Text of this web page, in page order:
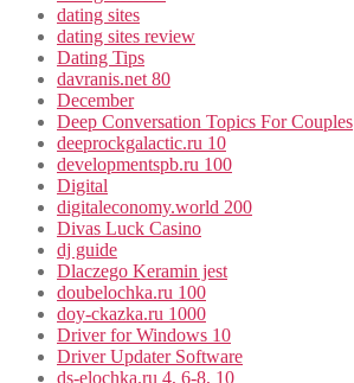
dating sites
dating sites review
Dating Tips
davranis.net 80
December
Deep Conversation Topics For Couples
deeprockgalactic.ru 10
developmentspb.ru 100
Digital
digitaleconomy.world 200
Divas Luck Casino
dj guide
Dlaczego Keramin jest
doubelochka.ru 100
doy-ckazka.ru 1000
Driver for Windows 10
Driver Updater Software
ds-elochka.ru 4, 6-8, 10